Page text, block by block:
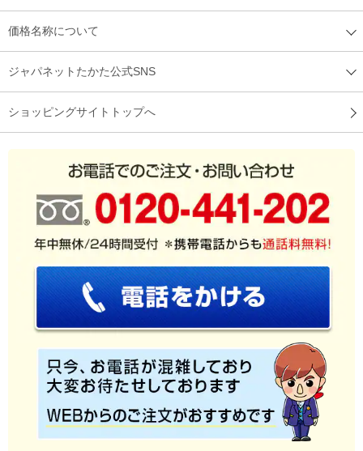
価格名称について
ジャパネットたかた公式SNS
ショッピングサイトトップへ